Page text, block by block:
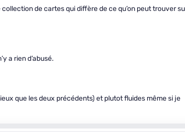
collection de cartes qui diffère de ce qu’on peut trouver
a rien d’abusé.
que les deux précédents) et plutot fluides même si je